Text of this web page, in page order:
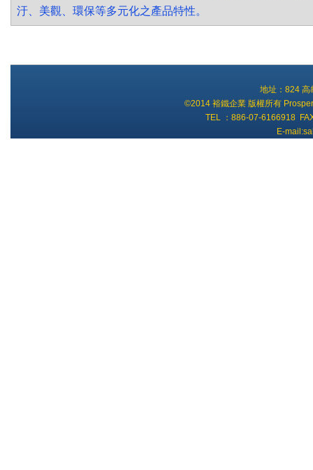
汙、美觀、環保等多元化之產品特性。
地址：824
©2014 裕鐵企業 版權所有
TEL ：886-07-6166918
E-